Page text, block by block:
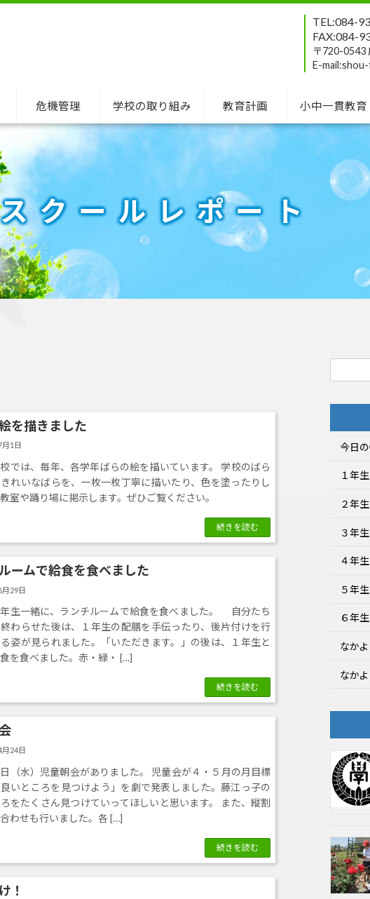
TEL:084-
FAX:084-
〒720-0543
E-
危機管理 学校の取り組み 教育計画 小中一貫教育
スクールレポート
を描きました
1日
では、毎年、各学年ばらの絵を描いています。 学校のばら
れいなばらを、一枚一枚丁寧に描いたり、色を塗ったりし
室や踊り場に掲示します。ぜひご覧ください。
続きを読む
ームで給食を食べました
月29日
一緒に、ランチルームで給食を食べました。 自分たち
わらせた後は、１年生の配膳を手伝ったり、後片付けを行
姿が見られました。「いただきます。」の後は、１年生と
を食べました。赤・緑・ […]
続きを読む
月24日
（水）児童朝会がありました。 児童会が４・５月の月目標
いところを見つけよう」を劇で発表しました。藤江っ子の
をたくさん見つけていってほしいと思います。 また、縦割
わせも行いました。各 […]
続きを読む
！
今日
１年生
２年生
３年生
４年生
５年生
６年生
なかよ
なか